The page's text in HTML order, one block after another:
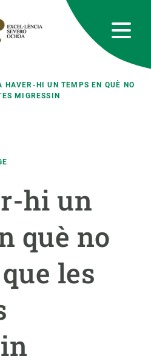
HAVER-HI UN TEMPS EN QUÈ NO
MIGRESSIN
hi un
què no
les